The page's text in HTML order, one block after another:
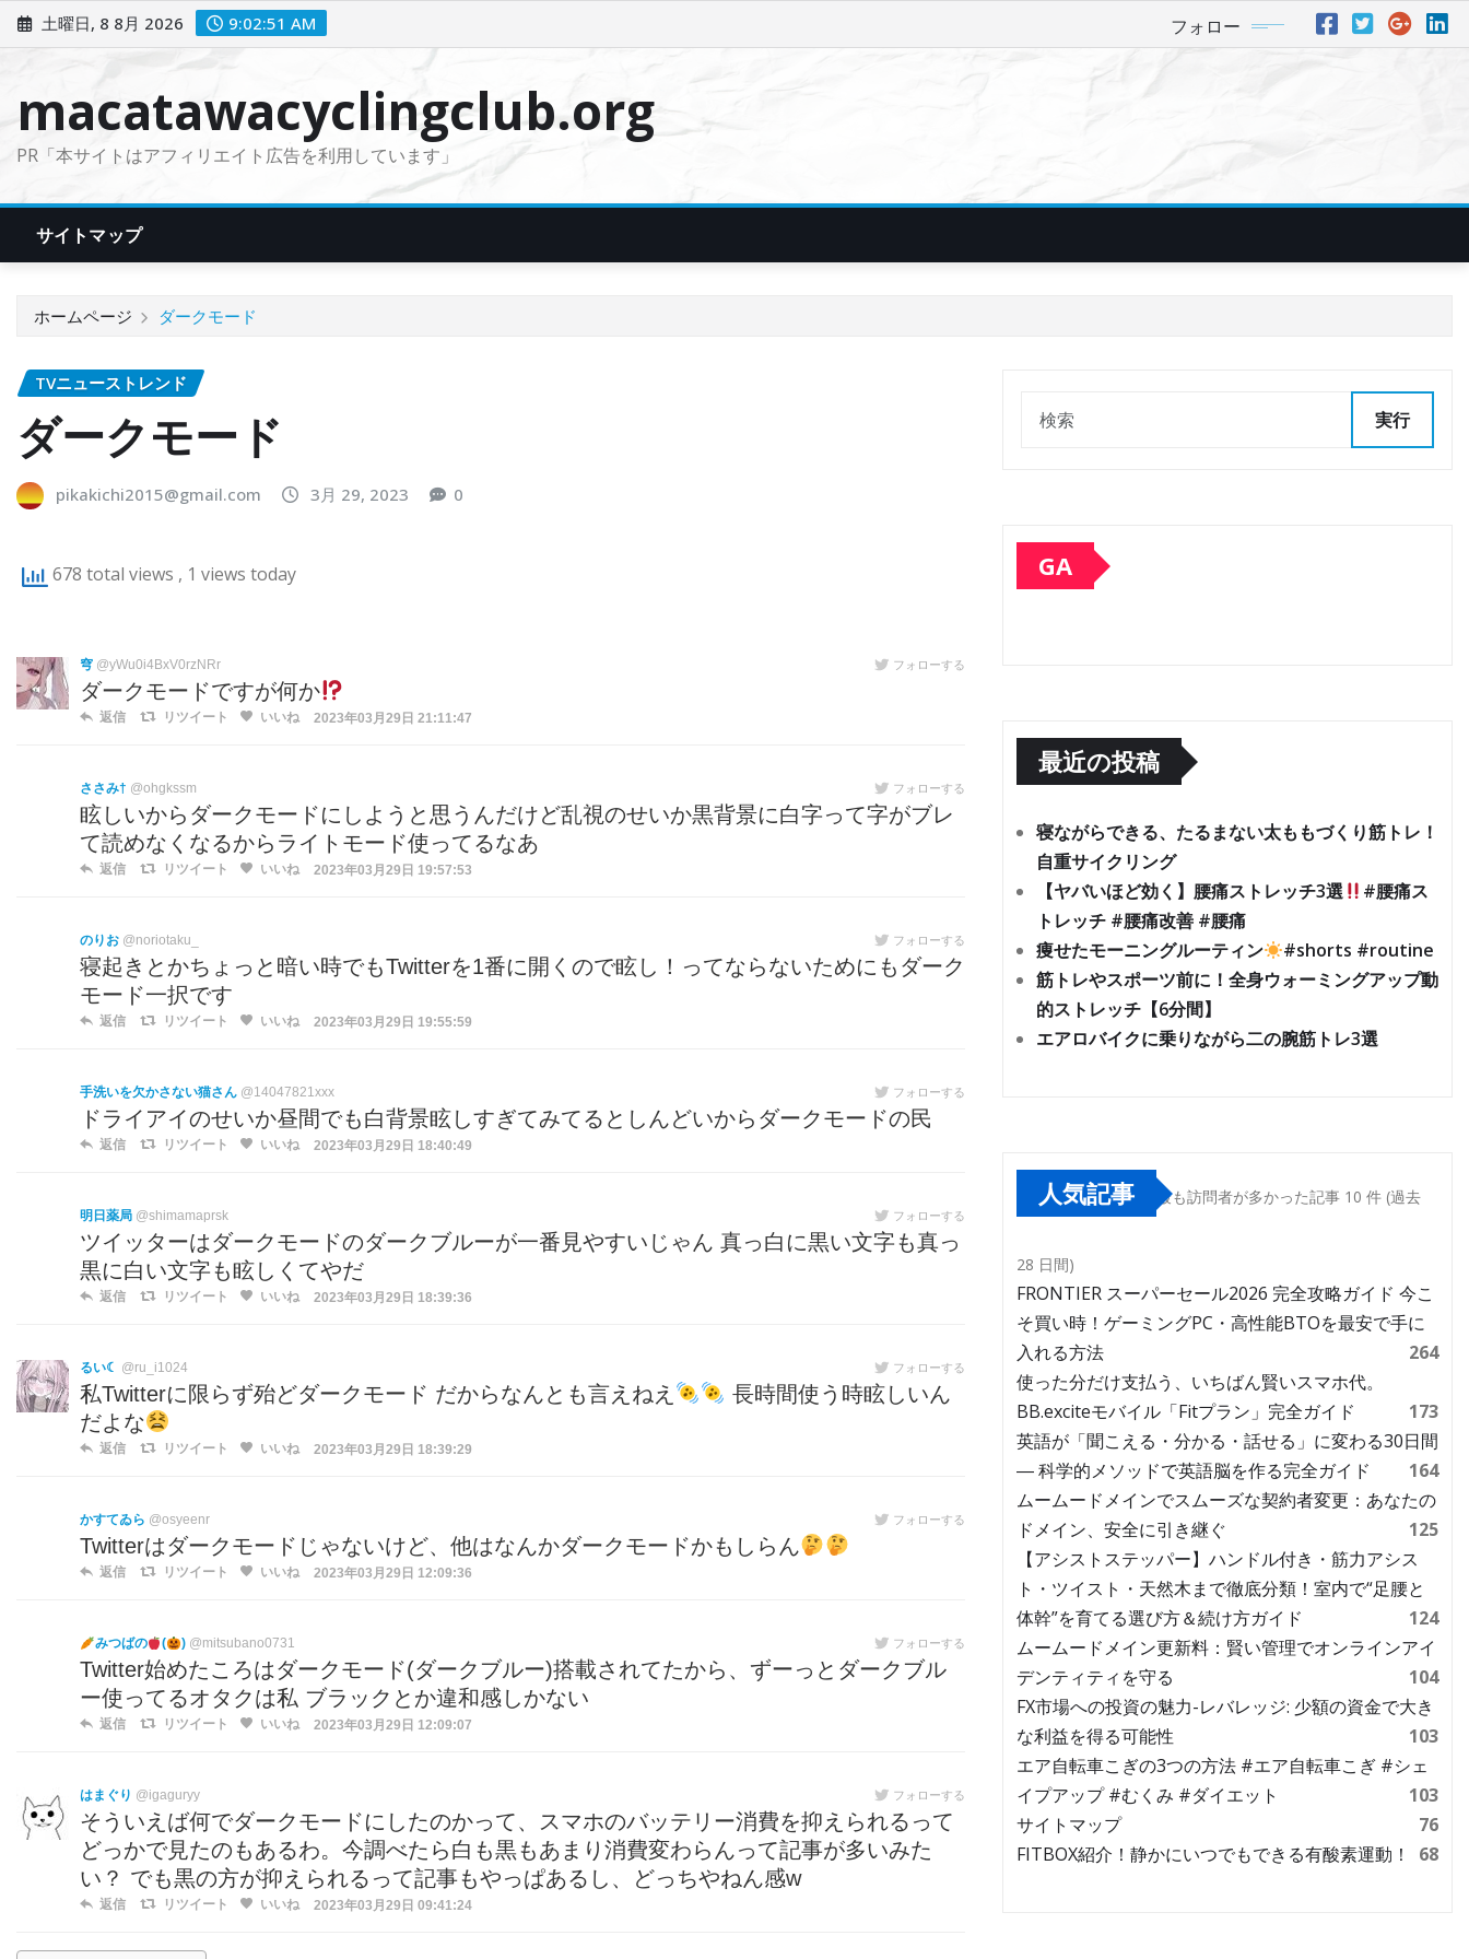
ン
土曜日, 8 8月 2026 9:02:52 AM フォロー
macatawacyclingclub.org
PR「本サイトはアフィリエイト広告を利用しています」
サイトマップ
ホームページ ダークモード
TVニューストレンド
ダークモード
pikakichi2015@gmail.com 3月 29, 2023 0
678 total views , 1 views today
穹 @yWu0i4BxV0rzNRr フォローする
ダークモードですが何か
返信 リツイート いいね 2023年03月29日 21:11:47
ささみ† @ohgkssm フォローする
眩しいからダークモードにしようと思うんだけど乱視のせいか黒背景に白字って字がブレ
て読めなくなるからライトモード使ってるなあ
返信 リツイート いいね 2023年03月29日 19:57:53
のりお @noriotaku_ フォローする
寝起きとかちょっと暗い時でもTwitterを1番に開くので眩し！ってならないためにもダーク
モード一択です
返信 リツイート いいね 2023年03月29日 19:55:59
手洗いを欠かさない猫さん @14047821xxx フォローする
ドライアイのせいか昼間でも白背景眩しすぎてみてるとしんどいからダークモードの民
返信 リツイート いいね 2023年03月29日 18:40:49
明日薬局 @shimamaprsk フォローする
ツイッターはダークモードのダークブルーが一番見やすいじゃん 真っ白に黒い文字も真っ
黒に白い文字も眩しくてやだ
返信 リツイート いいね 2023年03月29日 18:39:36
るい☾ @ru_i1024 フォローする
私Twitterに限らず殆どダークモード だからなんとも言えねえ
長時間使う時眩しいん
だよな
返信 リツイート いいね 2023年03月29日 18:39:29
かすてゐら @osyeenr フォローする
Twitterはダークモードじゃないけど、他はなんかダークモードかもしらん
返信 リツイート いいね 2023年03月29日 12:09:36
みつばの ( ) @mitsubano0731 フォローする
Twitter始めたころはダークモード(ダークブルー)搭載されてたから、ずーっとダークブル
ー使ってるオタクは私 ブラックとか違和感しかない
返信 リツイート いいね 2023年03月29日 12:09:07
はまぐり @igaguryy フォローする
そういえば何でダークモードにしたのかって、スマホのバッテリー消費を抑えられるって
どっかで見たのもあるわ。今調べたら白も黒もあまり消費変わらんって記事が多いみた
い？ でも黒の方が抑えられるって記事もやっぱあるし、どっちやねん感w
返信 リツイート いいね 2023年03月29日 09:41:24
実行
GA
最近の投稿
寝ながらできる、たるまない太ももづくり筋トレ！
自重サイクリング
【ヤバいほど効く】腰痛ストレッチ3選
#腰痛ス
トレッチ #腰痛改善 #腰痛
痩せたモーニングルーティン
#shorts #routine
筋トレやスポーツ前に！全身ウォーミングアップ動
的ストレッチ【6分間】
エアロバイクに乗りながら二の腕筋トレ3選
人気記事 最も訪問者が多かった記事 10 件 (過去
28 日間)
FRONTIER スーパーセール2026 完全攻略ガイド 今こ
そ買い時！ゲーミングPC・高性能BTOを最安で手に
入れる方法
264
使った分だけ支払う、いちばん賢いスマホ代。
BB.exciteモバイル「Fitプラン」完全ガイド
173
英語が「聞こえる・分かる・話せる」に変わる30日間
― 科学的メソッドで英語脳を作る完全ガイド
164
ムームードメインでスムーズな契約者変更：あなたの
ドメイン、安全に引き継ぐ
125
【アシストステッパー】ハンドル付き・筋力アシス
ト・ツイスト・天然木まで徹底分類！室内で“足腰と
体幹”を育てる選び方＆続け方ガイド
124
ムームードメイン更新料：賢い管理でオンラインアイ
デンティティを守る
104
FX市場への投資の魅力-レバレッジ: 少額の資金で大き
な利益を得る可能性
103
エア自転車こぎの3つの方法 #エア自転車こぎ #シェ
イプアップ #むくみ #ダイエット
103
サイトマップ
76
FITBOX紹介！静かにいつでもできる有酸素運動！
68